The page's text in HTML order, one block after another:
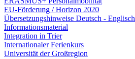
EU-Förderung / Horizon 2020
Übersetzungshinweise Deutsch - Englisch
Informationsmaterial
Integration in Trier
Internationaler Ferienkurs
Universität der Großregion